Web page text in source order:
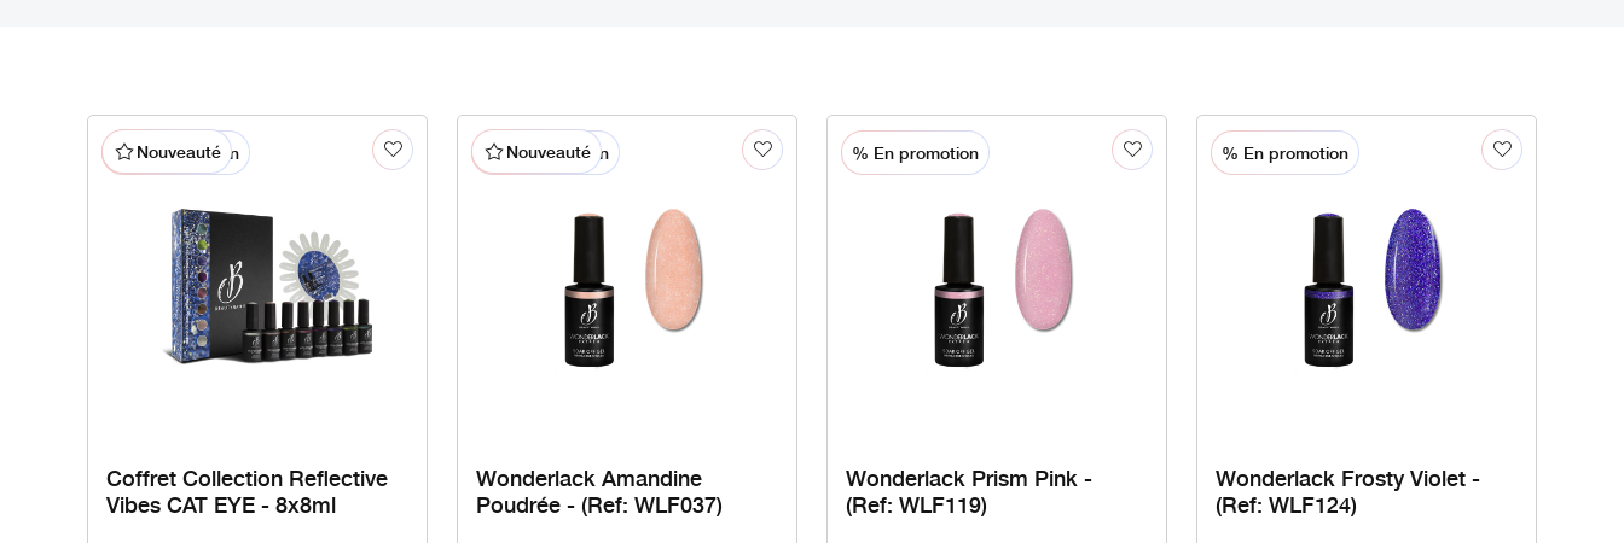
% En promotion
Nouveauté
Coffret Collection Reflective
Vibes CAT EYE - 8x8ml
% En promotion
Nouveauté
Wonderlack Amandine
Poudrée - (Ref: WLF037)
% En promotion
Wonderlack Prism Pink -
(Ref: WLF119)
% En promotion
Wonderlack Frosty Violet -
(Ref: WLF124)